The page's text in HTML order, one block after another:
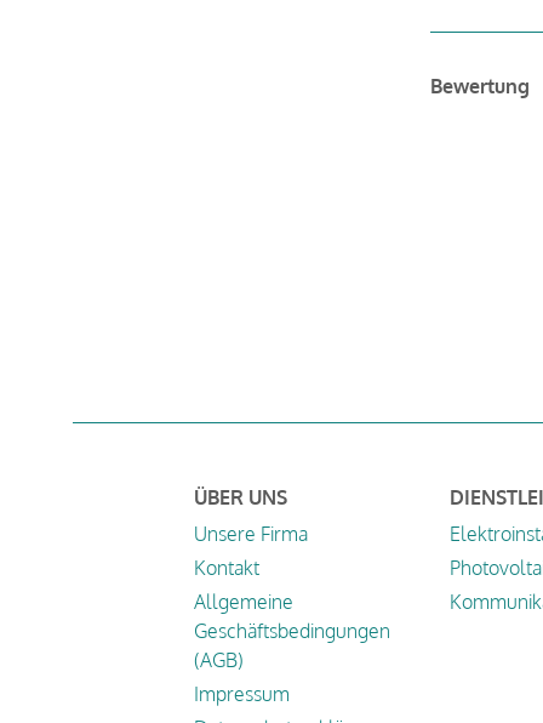
Bewertung
ÜBER UNS
Unsere Firma
Kontakt
Allgemeine
Geschäftsbedingungen
(AGB)
Impressum